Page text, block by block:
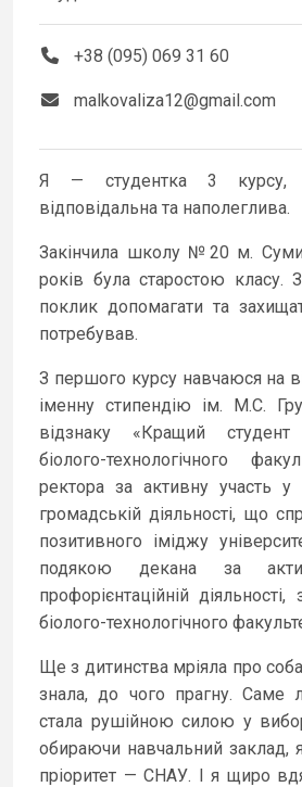
+38 (095) 069 31 60
malkovaliza12@gmail.com
Я — студентка 3 курсу,
відповідальна та наполеглива.
Закінчила школу №20 м.
років була старостою класу.
поклик допомагати та
потребував.
З першого курсу навчаюся на
іменну стипендію ім. М.С.
відзнаку «Кращий
біолого-технологічного
ректора за активну участь у
громадській діяльності, що
позитивного іміджу
подякою декана за
профорієнтаційній
біолого-технологічного
Ще з дитинства мріяла про
знала, до чого прагну. Саме
стала рушійною силою у
обираючи навчальний
пріоритет — СНАУ. І я щиро